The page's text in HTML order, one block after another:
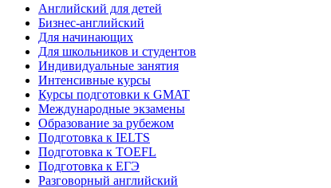
Английский для детей
Бизнес-английский
Для начинающих
Для школьников и студентов
Индивидуальные занятия
Интенсивные курсы
Курсы подготовки к GMAT
Международные экзамены
Образование за рубежом
Подготовка к IELTS
Подготовка к TOEFL
Подготовка к ЕГЭ
Разговорный английский